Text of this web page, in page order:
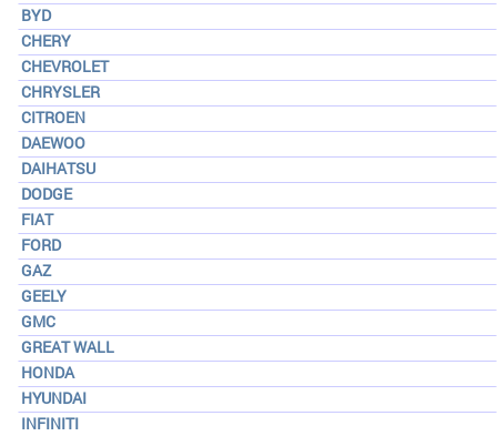
BYD
CHERY
CHEVROLET
CHRYSLER
CITROEN
DAEWOO
DAIHATSU
DODGE
FIAT
FORD
GAZ
GEELY
GMC
GREAT WALL
HONDA
HYUNDAI
INFINITI